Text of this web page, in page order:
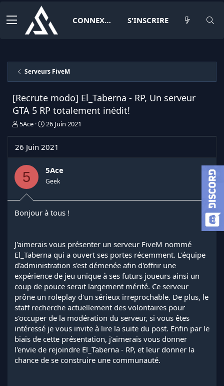
CONNEXION S'INSCRIRE
Serveurs FiveM
[Recrute modo] El_Taberna - RP, Un serveur
GTA 5 RP totalement inédit!
I
t
a
e
u
d
a
d
i
s
c
u
s
s
i
o
n
5Ace
D
e
e
d
é
t
26 Juin 2021
26 Juin 2021
5 5Ace
Geek
Bonjour à tous !
J'aimerais vous présenter un serveur FiveM nommé
El_Taberna qui a ouvert ses portes récemment. L'équipe
d'administration s'est démenée afin d'offrir une
expérience de jeu unique à ses futurs joueurs ainsi un
coup de pouce serait largement mérité. Ce serveur
prône un roleplay d'un sérieux irreprochable. De plus, le
staff recherche actuellement des volontaires pour
s'occuper de la modération du serveur, si vous êtes
intéressé je vous invite à lire la suite du post. Enfin par le
biais de cette présentation, j'aimerais vous donner
l'envie de rejoindre El_Taberna - RP, et leur donner la
chance de se construire une communauté.